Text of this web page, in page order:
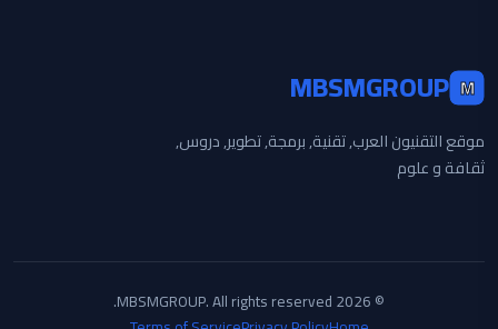
M
MBSMGROUP
موقع التقنيون العرب, تقنية, برمجة, تطوير, دروس,
ثقافة و علوم
© 2026 MBSMGROUP. All rights reserved.